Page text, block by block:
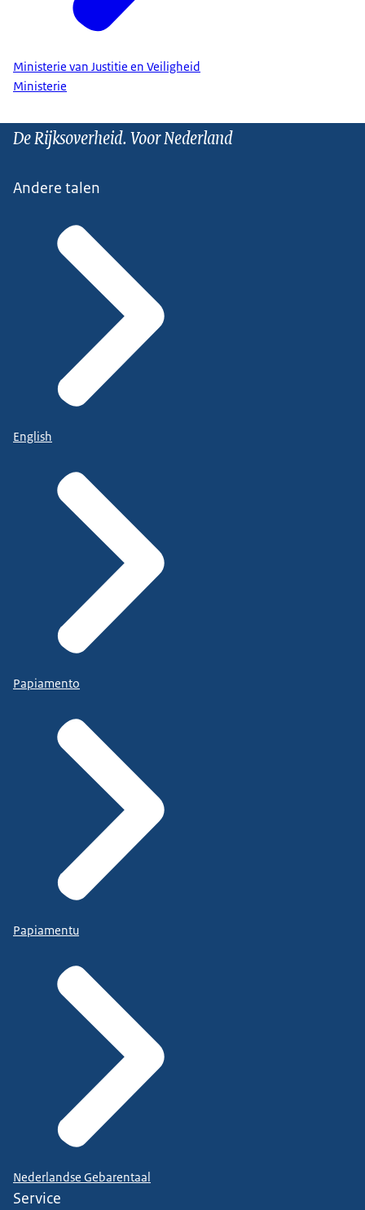
Ministerie van Justitie en Veiligheid
Ministerie
De Rijksoverheid. Voor Nederland
Andere talen
English
Papiamento
Papiamentu
Nederlandse Gebarentaal
Service